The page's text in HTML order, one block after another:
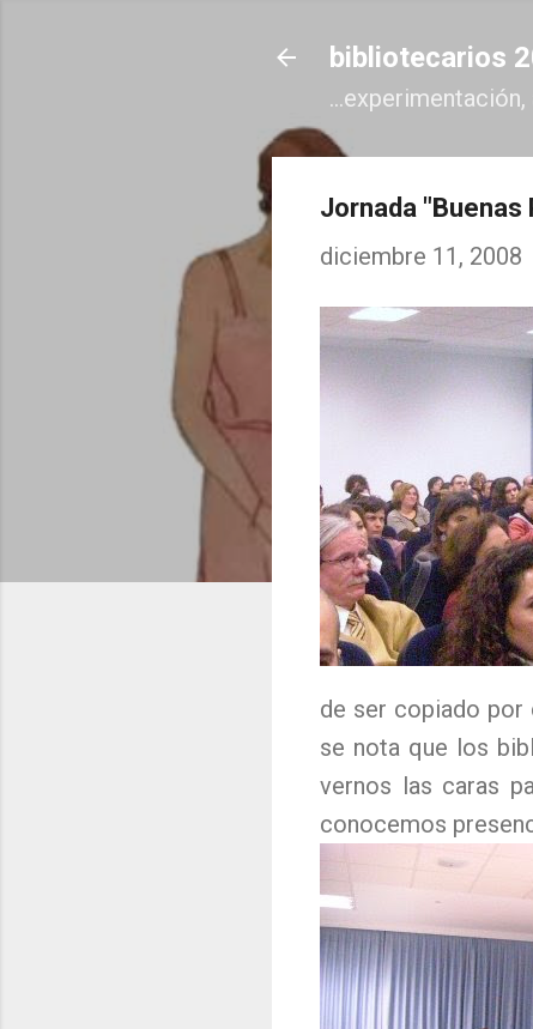
bibliotecarios
Jornada "Buenas
diciembre 11, 2008
de ser copiado por
se nota que los
vernos las caras
conocemos